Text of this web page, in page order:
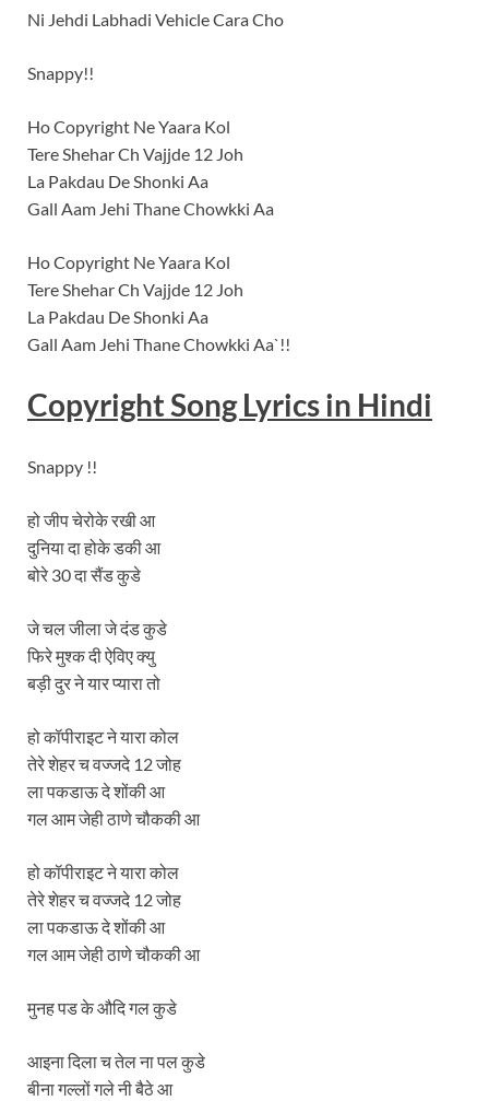
Ni Jehdi Labhadi Vehicle Cara Cho
Snappy!!
Ho Copyright Ne Yaara Kol
Tere Shehar Ch Vajjde 12 Joh
La Pakdau De Shonki Aa
Gall Aam Jehi Thane Chowkki Aa
Ho Copyright Ne Yaara Kol
Tere Shehar Ch Vajjde 12 Joh
La Pakdau De Shonki Aa
Gall Aam Jehi Thane Chowkki Aa`!!
CopyrightSong Lyricsin Hindi
Snappy !!
हो जीप चेरोके रखी आ
दुनिया दा होके डकी आ
बोरे 30 दा सैंड कुडे
जे चल जीला जे दंड कुडे
फिरे मुश्क दी ऐविए क्यु
बड़ी दुर ने यार प्यारा तो
हो कॉपीराइट ने यारा कोल
तेरे शेहर च वज्जदे 12 जोह
ला पकडाऊ दे शोंकी आ
गल आम जेही ठाणे चौककी आ
हो कॉपीराइट ने यारा कोल
तेरे शेहर च वज्जदे 12 जोह
ला पकडाऊ दे शोंकी आ
गल आम जेही ठाणे चौककी आ
मुनह पड के औदि गल कुडे
आइना दिला च तेल ना पल कुडे
बीना गल्लों गले नी बैठे आ